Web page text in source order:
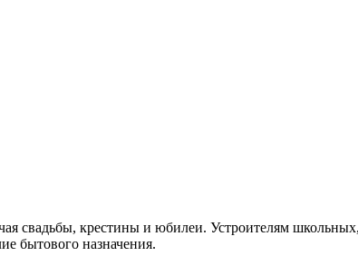
свадьбы, крестины и юбилеи. Устроителям
бытового назначения.